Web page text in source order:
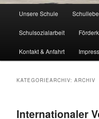
Unsere Schule
Schulsozialarbeit
Kontakt & Anfahrt
KATEGORIEARCHIV:ARCHIV
Internationaler